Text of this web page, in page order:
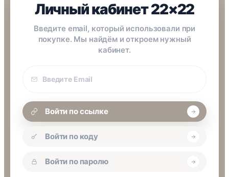
Личный кабинет 22×22
Введите email, который использовали при
покупке. Мы найдём и откроем нужный
кабинет.
покупки
Войти по ссылке
Войти по коду
Войти по паролю